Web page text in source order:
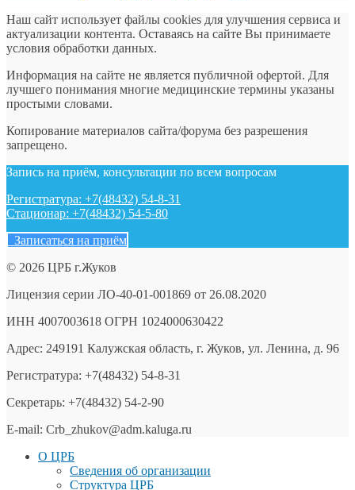
Наш сайт использует файлы cookies для улучшения сервиса и
актуализации контента. Оставаясь на сайте Вы принимаете
условия обработки данных.
Информация на сайте не является публичной офертой. Для
лучшего понимания многие медицинские термины указаны
простыми словами.
Копирование материалов сайта/форума без разрешения
запрещено.
Запись на приём, консультации по всем вопросам
Регистратура: +7(48432) 54-8-31
Стационар: +7(48432) 54-5-80
Записаться на приём
© 2026 ЦРБ г.Жуков
Лицензия серии ЛО-40-01-001869 от 26.08.2020
ИНН 4007003618 ОГРН 1024000630422
Адрес: 249191 Калужская область, г. Жуков, ул. Ленина, д. 96
Регистратура: +7(48432) 54-8-31
Секретарь: +7(48432) 54-2-90
E-mail: Crb_zhukov@adm.kaluga.ru
О ЦРБ
Сведения об организации
Структура ЦРБ